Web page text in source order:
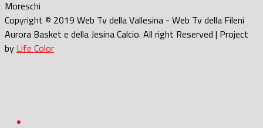
Moreschi
Copyright © 2019 Web Tv della Vallesina - Web Tv della Fileni
Aurora Basket e della Jesina Calcio. All right Reserved | Project
by Life Color